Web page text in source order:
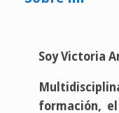
Soy Victoria
formación, el